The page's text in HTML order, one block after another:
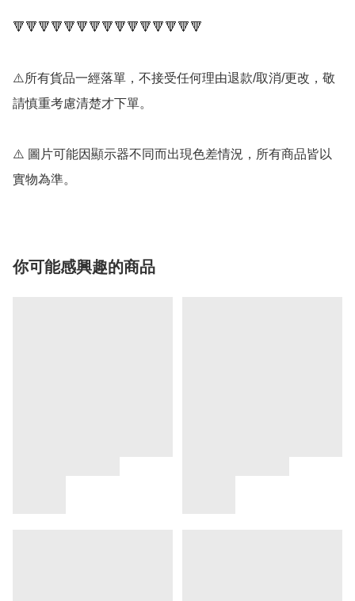
🔻🔻🔻🔻🔻🔻🔻🔻🔻🔻🔻🔻🔻🔻🔻
⚠️所有貨品一經落單，不接受任何理由退款/取消/更改，敬
請慎重考慮清楚才下單。
⚠️ 圖片可能因顯示器不同而出現色差情況，所有商品皆以
實物為準。
你可能感興趣的商品